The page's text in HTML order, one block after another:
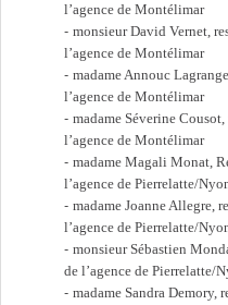
l’agence de Montélimar
monsieur David Vernet,
l’agence de Montélimar
madame Annouc
l’agence de Montélimar
madame Séverine
l’agence de Montélimar
madame Magali Monat,
l’agence de Pierrelatte/
madame Joanne Allegre,
l’agence de Pierrelatte/
monsieur Sébastien
de l’agence de Pierrelatte/
madame Sandra Demory,